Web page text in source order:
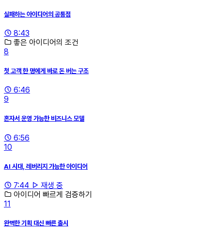
실패하는 아이디어의 공통점
8:43
좋은 아이디어의 조건
8
첫 고객 한 명에게 바로 돈 버는 구조
6:46
9
혼자서 운영 가능한 비즈니스 모델
6:56
10
AI 시대, 레버리지 가능한 아이디어
7:44
재생 중
아이디어 빠르게 검증하기
11
완벽한 기획 대신 빠른 출시